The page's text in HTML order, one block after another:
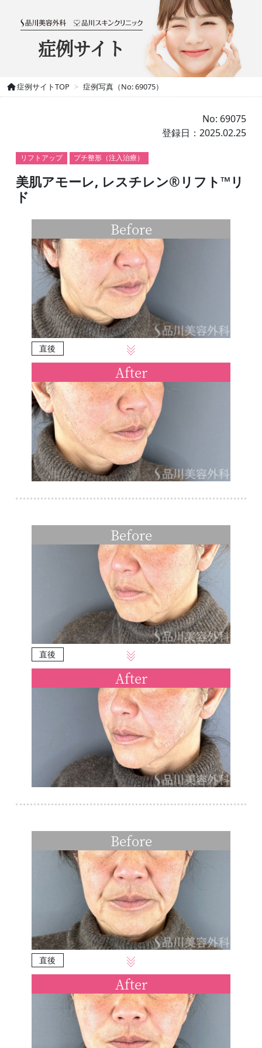
症例サイト
症例サイトTOP 症例写真（No: 69075）
No: 69075
登録日：2025.02.25
リフトアップ プチ整形（注入治療）
美肌アモーレ, レスチレン®リフト™リ
ド
Before
直後
After
Before
直後
After
Before
直後
After